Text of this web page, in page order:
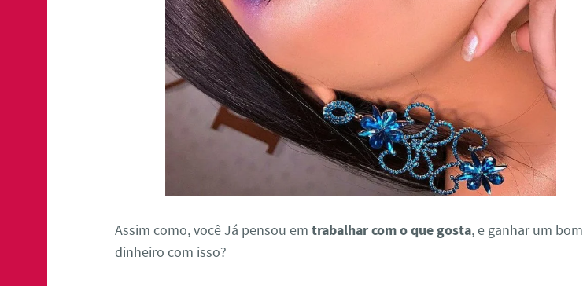
Assim como, você Já pensou emtrabalhar com o que gosta, e ganhar um bom
dinheiro com isso?